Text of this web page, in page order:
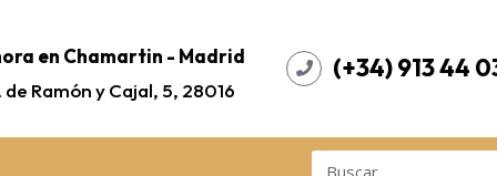
en Chamartin - Madrid
de Ramón y Cajal, 5, 28016
(+34) 913 44